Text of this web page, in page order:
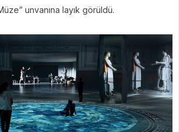
unvanına layık görüldü.